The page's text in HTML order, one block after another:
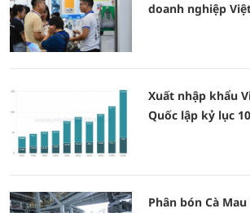
doanh nghiệp
Xuất nhập khẩu
Quốc lập kỷ lục
Phân bón Cà